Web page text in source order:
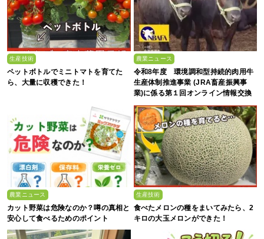
生産技術
ペットボトルでミニトマトを育てた
ら、大量に収穫できた！
農業ニュース
令和8年度 環境調和型持続的肉用牛
生産体制推進事業 (JRA畜産振興事
業)に係る第１回オンライン情報交換
会
農業ニュース
カット野菜は危険なのか？噂の真相と
安心して食べるためのポイント
生産技術
食べたメロンの種をまいてみたら、2
キロの大玉メロンができた！